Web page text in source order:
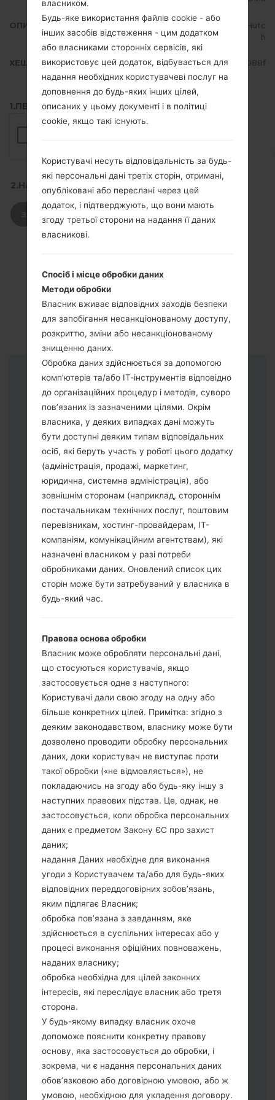
ОПИС
Dialog, Mobitel, Etisalat, Airtel, Hutc
h
ХЕШ 6dd4cd8fe134ad4677a15ae9b2d5088f
1.ПЕРЕВІРТИ НАЯВНІСТЬ RECAPTCHA
2.НАТИСНІТЬ, ЩОБ ЗАВАНТАЖИТИ
Інструкції
Завантажте на свій ПК: Odin 3
Далі завантажте та розпакуйте файл
прошивки.
прошивки тут) або 5 (Вибрати 5 файл
прошивки тут) файлів для прошивки:
AP: "System & Recovery"
CP: "Modem & Radio"
CSC_***: "Country & Region & Operator"
HOME_CSC_***: "Country & Region &
Operator"
Додайте усі файли у програму Odin 3.
Якщо ви хочете прошити телефон та
скинути до заводських налаштувань
оберіть CSC_***, у іншому випадку
виберіть HOME_CSC_*** для
збереження Ваших даних.
Тепер вимкніть пристрій і увійдіть у
"Download" режим. Усі методи як це
зробити:
Натисніть та утримуйти клавіші:
живлення, збільшення гучності та Bixbi.
Натисніть та утримуйте клавіші:
зменшення та збільшення гучності.
Підключивши телефон до ПК
використовуючи USB кабель.
Натисніть та утримуйти клавіші:
живлення, збільшення гучності та
додому.
Підключіть USB кабель та натисніть
клавіші: зменшення звуку та Bixbi.
Натисніть та утримуйти клавіші:
живлення та збільшення гучності.
Далі підключить телефон до ПК,
програма Odin повина виявити Ваш
девайс та "COM port number" з'явиться
власником.
Будь-яке використання файлів cookie - або
інших засобів відстеження - цим додатком
або власниками сторонніх сервісів, які
використовує цей додаток, відбувається для
надання необхідних користувачеві послуг на
доповнення до будь-яких інших цілей,
описаних у цьому документі і в політиці
cookie, якщо такі існують.
Користувачі несуть відповідальність за будь-
які персональні дані третіх сторін, отримані,
опубліковані або переслані через цей
додаток, і підтверджують, що вони мають
згоду третьої сторони на надання її даних
власникові.
Спосіб і місце обробки даних
Методи обробки
Власник вживає відповідних заходів безпеки
для запобігання несанкціонованому доступу,
розкриттю, зміни або несанкціонованому
знищенню даних.
Обробка даних здійснюється за допомогою
комп’ютерів та/або ІТ-інструментів відповідно
до організаційних процедур і методів, суворо
пов’язаних із зазначеними цілями. Окрім
власника, у деяких випадках дані можуть
бути доступні деяким типам відповідальних
осіб, які беруть участь у роботі цього додатку
(адміністрація, продажі, маркетинг,
юридична, системна адміністрація), або
зовнішнім сторонам (наприклад, стороннім
постачальникам технічних послуг, поштовим
перевізникам, хостинг-провайдерам, ІТ-
компаніям, комунікаційним агентствам), які
назначені власником у разі потреби
обробниками даних. Оновлений список цих
сторін може бути затребуваний у власника в
будь-який час.
Правова основа обробки
Власник може обробляти персональні дані,
що стосуються користувачів, якщо
застосовується одне з наступного:
Користувачі дали свою згоду на одну або
більше конкретних цілей. Примітка: згідно з
деяким законодавством, власнику може бути
дозволено проводити обробку персональних
даних, доки користувач не виступає проти
такої обробки («не відмовляється»), не
покладаючись на згоду або будь-яку іншу з
наступних правових підстав. Це, однак, не
застосовується, коли обробка персональних
даних є предметом Закону ЄС про захист
даних;
надання Даних необхідне для виконання
угоди з Користувачем та/або для будь-яких
відповідних переддоговірних зобов’язань,
яким підлягає Власник;
обробка пов’язана з завданням, яке
здійснюється в суспільних інтересах або у
процесі виконання офіційних повноважень,
наданих власнику;
обробка необхідна для цілей законних
інтересів, які переслідує власник або третя
сторона.
У будь-якому випадку власник охоче
допоможе пояснити конкретну правову
основу, яка застосовується до обробки, і
зокрема, чи є надання персональних даних
обов’язковою або договірною умовою, або ж
умовою, необхідною для укладення договору.